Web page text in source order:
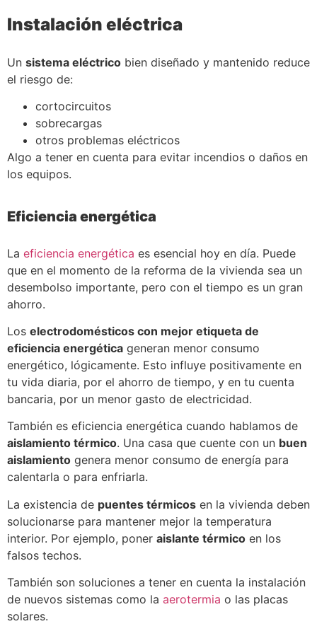
Instalación eléctrica
Un sistema eléctrico bien diseñado y mantenido reduce
el riesgo de:
cortocircuitos
sobrecargas
otros problemas eléctricos
Algo a tener en cuenta para evitar incendios o daños en
los equipos.
Eficiencia energética
La eficiencia energética es esencial hoy en día. Puede
que en el momento de la reforma de la vivienda sea un
desembolso importante, pero con el tiempo es un gran
ahorro.
Los electrodomésticos con mejor etiqueta de
eficiencia energética generan menor consumo
energético, lógicamente. Esto influye positivamente en
tu vida diaria, por el ahorro de tiempo, y en tu cuenta
bancaria, por un menor gasto de electricidad.
También es eficiencia energética cuando hablamos de
aislamiento térmico. Una casa que cuente con un buen
aislamiento genera menor consumo de energía para
calentarla o para enfriarla.
La existencia de puentes térmicos en la vivienda deben
solucionarse para mantener mejor la temperatura
interior. Por ejemplo, poner aislante térmico en los
falsos techos.
También son soluciones a tener en cuenta la instalación
de nuevos sistemas como la aerotermia o las placas
solares.